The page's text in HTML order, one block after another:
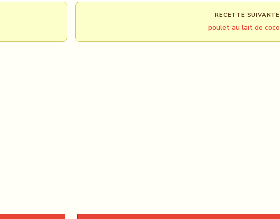
RECETTE SUIVANTE
poulet au lait de coco